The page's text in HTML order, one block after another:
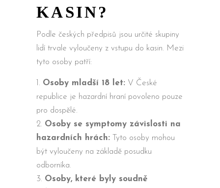
KASIN?
Podle českých předpisů jsou určité skupiny
lidí trvale vyloučeny z vstupu do kasin. Mezi
tyto osoby patří:
Osoby mladší 18 let: V České
republice je hazardní hraní povoleno pouze
pro dospělé.
Osoby se symptomy závislosti na
hazardních hrách: Tyto osoby mohou
být vyloučeny na základě posudku
odborníka.
Osoby, které byly soudně